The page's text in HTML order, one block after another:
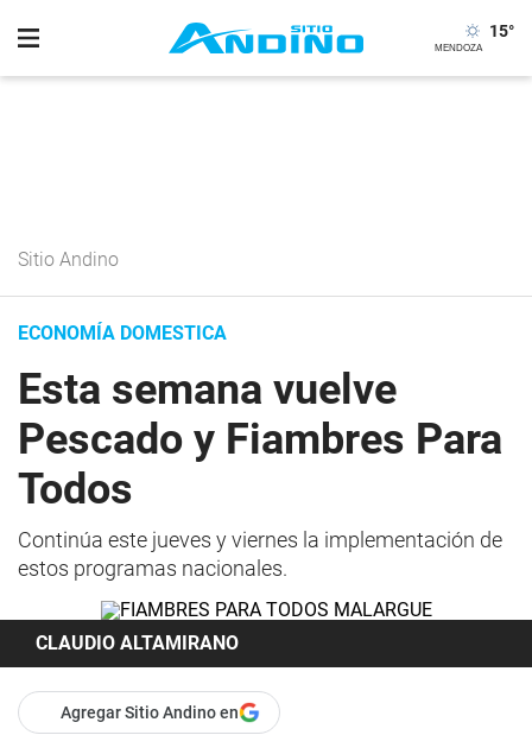
15°
Sitio Andino
ECONOMÍA DOMESTICA
Esta semana vuelve
Pescado y Fiambres Para
Todos
Continúa este jueves y viernes la implementación de
estos programas nacionales.
CLAUDIO ALTAMIRANO
Agregar Sitio Andino en